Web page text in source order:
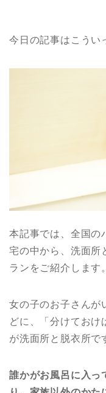
今日の記事はこうい
本記事では、全国の
宅の中から、洗面所
ランをご紹介します。
女の子のお子さんが
どに、「分けておけ
が洗面所と脱衣所で
誰かがお風呂に入っ